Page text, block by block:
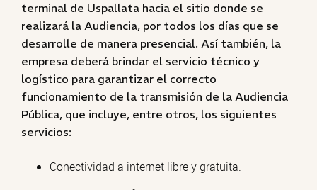
terminal de Uspallata hacia el sitio donde se
realizará la Audiencia, por todos los días que se
desarrolle de manera presencial. Así también, la
empresa deberá brindar el servicio técnico y
logístico para garantizar el correcto
funcionamiento de la transmisión de la Audiencia
Pública, que incluye, entre otros, los siguientes
servicios:
Conectividad a internet libre y gratuita.